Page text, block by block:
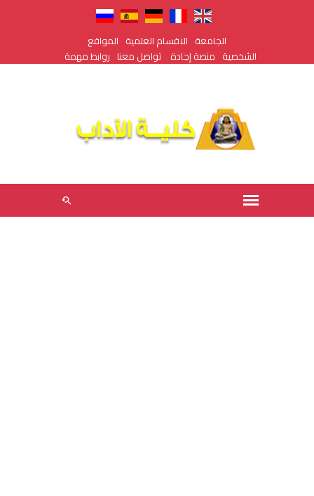
الجامعة الاقسام العلمية المواقع
الشخصية منصة إجادة تواصل معنا روابط مهمة